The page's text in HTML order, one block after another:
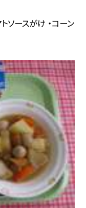
トソースがけ ・コーン